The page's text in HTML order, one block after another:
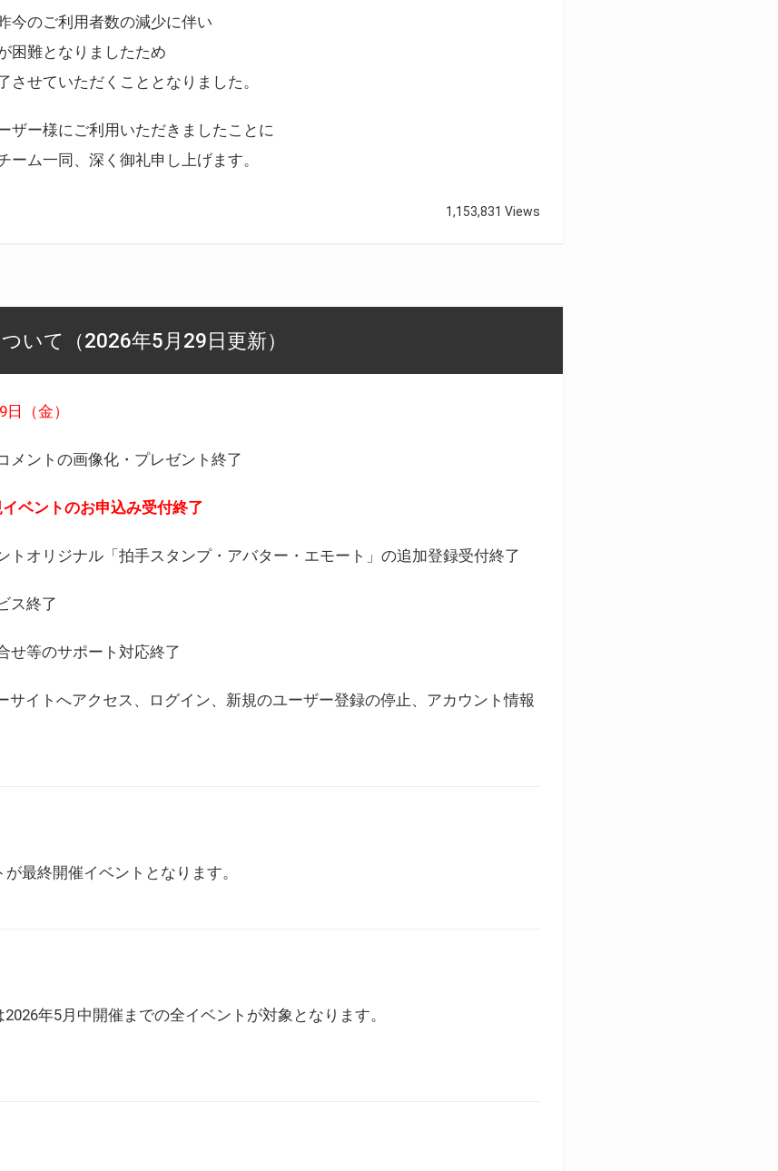
今のご利用者数の減少に伴い
困難となりましたため
せていただくこととなりました。
ザー様にご利用いただきましたことに
ーム一同、深く御礼申し上げます。
1,153,831 Views
いて（2026年5月29日更新）
（金）
メントの画像化・プレゼント終了
ベントのお申込み受付終了
トオリジナル「拍手スタンプ・アバター・エモート」の追加登録受付終了
ス終了
せ等のサポート対応終了
サイトへアクセス、ログイン、新規のユーザー登録の停止、アカウント情報
最終開催イベントとなります。
年5月中開催までの全イベントが対象となります。